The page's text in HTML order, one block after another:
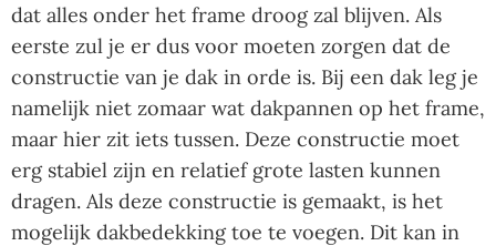
dat alles onder het frame droog zal blijven. Als
eerste zul je er dus voor moeten zorgen dat de
constructie van je dak in orde is. Bij een dak leg je
namelijk niet zomaar wat dakpannen op het frame,
maar hier zit iets tussen. Deze constructie moet
erg stabiel zijn en relatief grote lasten kunnen
dragen. Als deze constructie is gemaakt, is het
mogelijk dakbedekking toe te voegen. Dit kan in